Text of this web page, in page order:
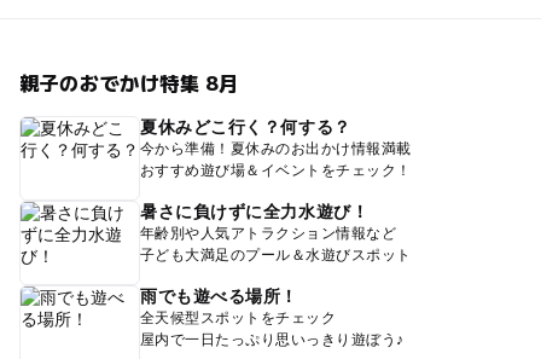
親子のおでかけ特集 8月
夏休みどこ行く？何する？
今から準備！夏休みのお出かけ情報満載
おすすめ遊び場＆イベントをチェック！
暑さに負けずに全力水遊び！
年齢別や人気アトラクション情報など
子ども大満足のプール＆水遊びスポット
雨でも遊べる場所！
全天候型スポットをチェック
屋内で一日たっぷり思いっきり遊ぼう♪